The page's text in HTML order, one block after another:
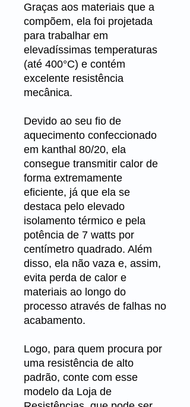
Graças aos materiais que a
compõem, ela foi projetada
para trabalhar em
elevadíssimas temperaturas
(até 400°C) e contém
excelente resistência
mecânica.
Devido ao seu fio de
aquecimento confeccionado
em kanthal 80/20, ela
consegue transmitir calor de
forma extremamente
eficiente, já que ela se
destaca pelo elevado
isolamento térmico e pela
potência de 7 watts por
centímetro quadrado. Além
disso, ela não vaza e, assim,
evita perda de calor e
materiais ao longo do
processo através de falhas no
acabamento.
Logo, para quem procura por
uma resistência de alto
padrão, conte com esse
modelo da Loja de